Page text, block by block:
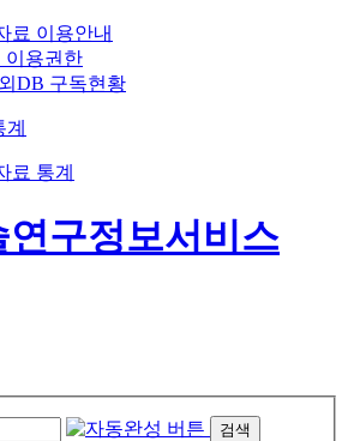
료 이용안내
이용권한
DB 구독현황
료 통계
검색